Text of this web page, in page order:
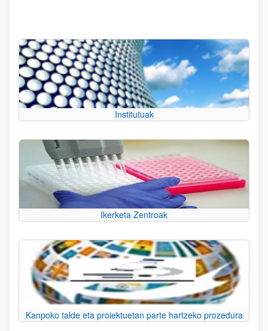
Institutuak
Ikerketa Zentroak
Kanpoko talde eta proiektuetan parte hartzeko prozedura